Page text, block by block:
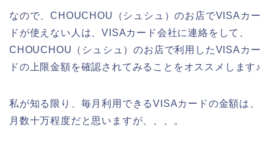
なので、CHOUCHOU（シュシュ）のお店でVISAカー
ドが使えない人は、VISAカード会社に連絡をして、
CHOUCHOU（シュシュ）のお店で利用したVISAカー
ドの上限金額を確認されてみることをオススメします♪
私が知る限り、毎月利用できるVISAカードの金額は、
月数十万程度だと思いますが、、、。